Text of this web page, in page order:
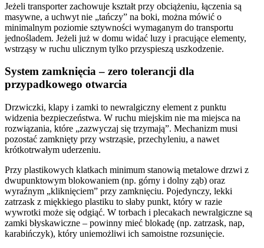
Jeżeli transporter zachowuje kształt przy obciążeniu, łączenia są
masywne, a uchwyt nie „tańczy” na boki, można mówić o
minimalnym poziomie sztywności wymaganym do transportu
jednośladem. Jeżeli już w domu widać luzy i pracujące elementy,
wstrząsy w ruchu ulicznym tylko przyspieszą uszkodzenie.
System zamknięcia – zero tolerancji dla
przypadkowego otwarcia
Drzwiczki, klapy i zamki to newralgiczny element z punktu
widzenia bezpieczeństwa. W ruchu miejskim nie ma miejsca na
rozwiązania, które „zazwyczaj się trzymają”. Mechanizm musi
pozostać zamknięty przy wstrząsie, przechyleniu, a nawet
krótkotrwałym uderzeniu.
Przy plastikowych klatkach minimum stanowią metalowe drzwi z
dwupunktowym blokowaniem (np. górny i dolny ząb) oraz
wyraźnym „kliknięciem” przy zamknięciu. Pojedynczy, lekki
zatrzask z miękkiego plastiku to słaby punkt, który w razie
wywrotki może się odgiąć. W torbach i plecakach newralgiczne są
zamki błyskawiczne – powinny mieć blokadę (np. zatrzask, nap,
karabińczyk), który uniemożliwi ich samoistne rozsunięcie.